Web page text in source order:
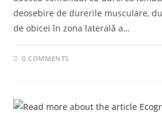
deosebire de durerile musculare,
de obicei în zona laterală a…
0 COMMENTS